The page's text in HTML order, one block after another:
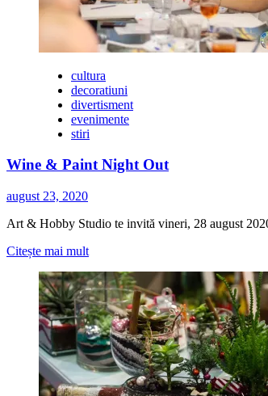
Designers
Spring
la
Hub
Floreasca
cultura
decoratiuni
divertisment
evenimente
stiri
Wine & Paint Night Out
august 23, 2020
Art & Hobby Studio te invită vineri, 28 august
Citește mai multCitește
multe
despre
Wine
&
Paint
Night
Out